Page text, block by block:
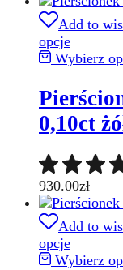
Add to
opcje
Wybierz
0,10ct
930.00zł
Add to
opcje
Wybierz